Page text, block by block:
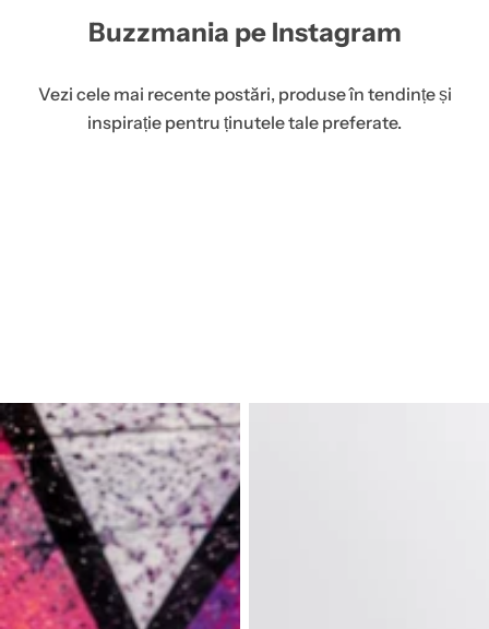
Buzzmania pe Instagram
Vezi cele mai recente postări, produse în tendințe și
inspirație pentru ținutele tale preferate.